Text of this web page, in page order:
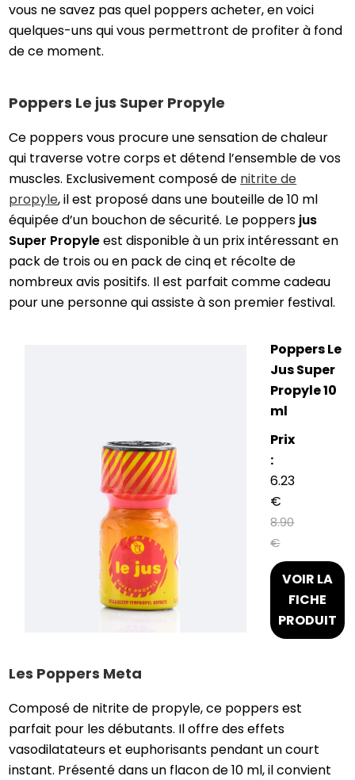
vous ne savez pas quel poppers acheter, en voici
quelques-uns qui vous permettront de profiter à fond
de ce moment.
Poppers Le jus Super Propyle
Ce poppers vous procure une sensation de chaleur
qui traverse votre corps et détend l’ensemble de vos
muscles. Exclusivement composé de nitrite de
propyle, il est proposé dans une bouteille de 10 ml
équipée d’un bouchon de sécurité. Le poppers jus
Super Propyleest disponible à un prix intéressant en
pack de trois ou en pack de cinq et récolte de
nombreux avis positifs. Il est parfait comme cadeau
pour une personne qui assiste à son premier festival.
Poppers Le
Jus Super
Propyle 10
ml
Prix
:
6.23
€
8.90
€
VOIR LA
FICHE
PRODUIT
Les Poppers Meta
Composé de nitrite de propyle, ce poppers est
parfait pour les débutants. Il offre des effets
vasodilatateurs et euphorisants pendant un court
instant. Présenté dans un flacon de 10 ml, il convient